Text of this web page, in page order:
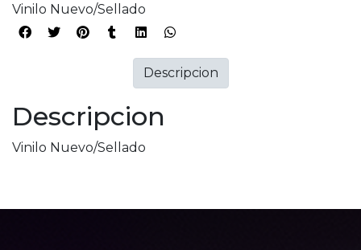
Vinilo Nuevo/Sellado
Descripcion
Vinilo Nuevo/Sellado
Descripcion